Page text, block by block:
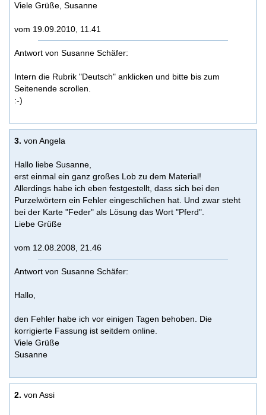
Viele Grüße, Susanne
vom 19.09.2010, 11.41
Antwort von Susanne Schäfer:
Intern die Rubrik "Deutsch" anklicken und bitte bis zum
Seitenende scrollen.
:-)
3. von Angela
Hallo liebe Susanne,
erst einmal ein ganz großes Lob zu dem Material!
Allerdings habe ich eben festgestellt, dass sich bei den
Purzelwörtern ein Fehler eingeschlichen hat. Und zwar steht
bei der Karte "Feder" als Lösung das Wort "Pferd".
Liebe Grüße
vom 12.08.2008, 21.46
Antwort von Susanne Schäfer:
Hallo,
den Fehler habe ich vor einigen Tagen behoben. Die
korrigierte Fassung ist seitdem online.
Viele Grüße
Susanne
2. von Assi